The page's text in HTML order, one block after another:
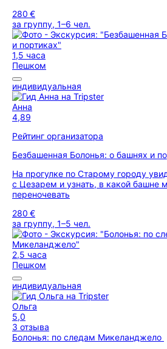
280 €
за группу, 1–6 чел.
1,5 часа
Пешком
индивидуальная
Анна
4,89
Рейтинг организатора
Безбашенная Болонья: о башнях и
На прогулке по Старому городу
с Цезарем и узнать, в какой башне
переночевать
280 €
за группу, 1–5 чел.
2,5 часа
Пешком
индивидуальная
Ольга
5,0
3 отзыва
Болонья: по следам Микеланджело